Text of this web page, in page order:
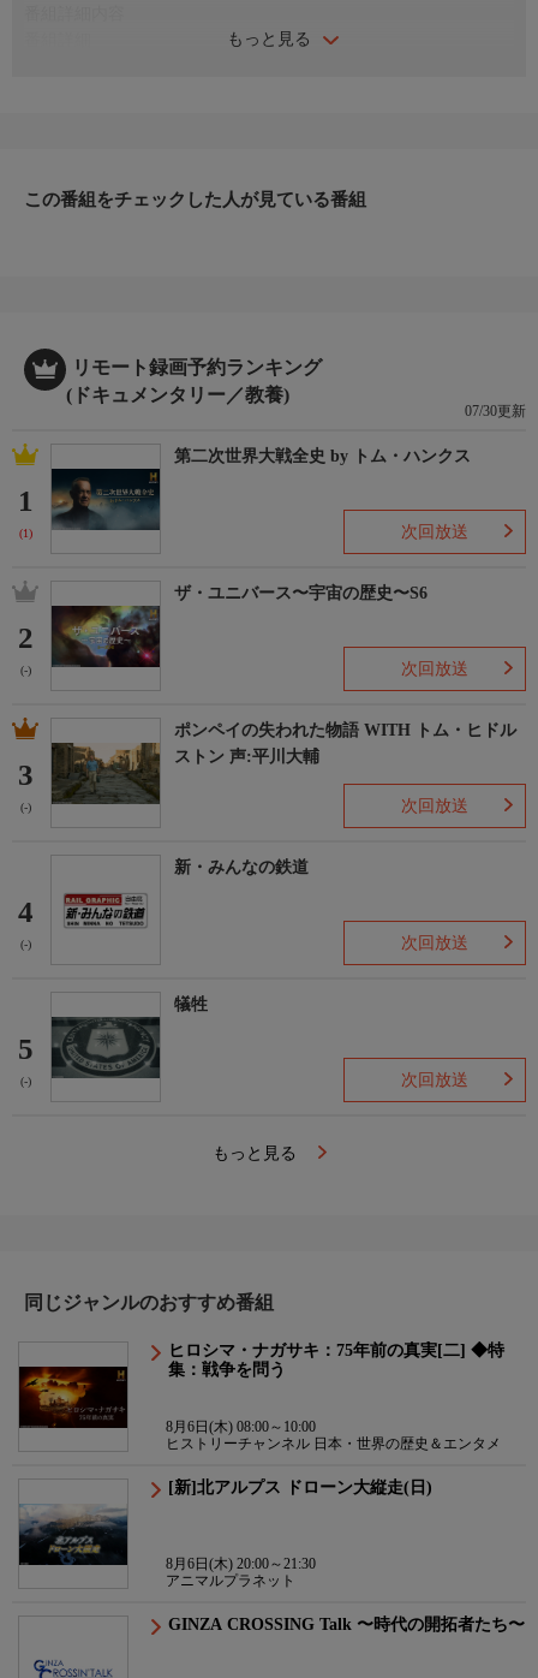
もっと見る
群れと一緒に行動しているようだ。
この番組をチェックした人が見ている番組
リモート録画予約ランキング
(ドキュメンタリー／教養)
07/30更新
1
(1)
第二次世界大戦全史 by トム・ハンクス
次回放送
2
(-)
ザ・ユニバース〜宇宙の歴史〜S6
次回放送
3
(-)
ポンペイの失われた物語 WITH トム・ヒドル
ストン 声:平川大輔
次回放送
4
(-)
新・みんなの鉄道
次回放送
5
(-)
犠牲
次回放送
もっと見る
同じジャンルのおすすめ番組
ヒロシマ・ナガサキ：75年前の真実[二] ◆特
集：戦争を問う
8月6日(木) 08:00～10:00
ヒストリーチャンネル 日本・世界の歴史＆エンタメ
[新]北アルプス ドローン大縦走(日)
8月6日(木) 20:00～21:30
アニマルプラネット
GINZA CROSSING Talk 〜時代の開拓者たち〜